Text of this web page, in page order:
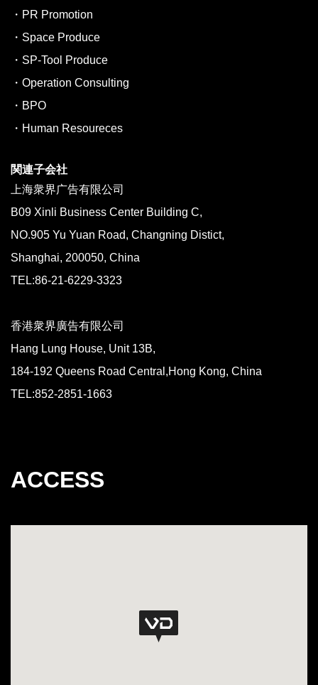
・PR Promotion
・Space Produce
・SP-Tool Produce
・Operation Consulting
・BPO
・Human Resoureces
関連子会社
上海衆界广告有限公司
B09 Xinli Business Center Building C,
NO.905 Yu Yuan Road, Changning Distict,
Shanghai, 200050, China
TEL:86-21-6229-3323
香港衆界廣告有限公司
Hang Lung House, Unit 13B,
184-192 Queens Road Central,Hong Kong, China
TEL:852-2851-1663
ACCESS